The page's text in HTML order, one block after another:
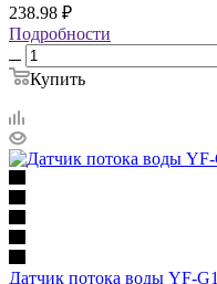
238.98 ₽
Подробности
Купить
Датчик потока воды YF-G1